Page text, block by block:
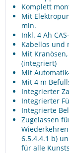
Komplett
Mit
min.
Inkl. 4 Ah
Kabellos und
Mit
(integriert)
Mit
Mit 4 m
Integrierter
Integrierter
Integrierte
Zugelassen
6.5.4.4.1 b)
für alle